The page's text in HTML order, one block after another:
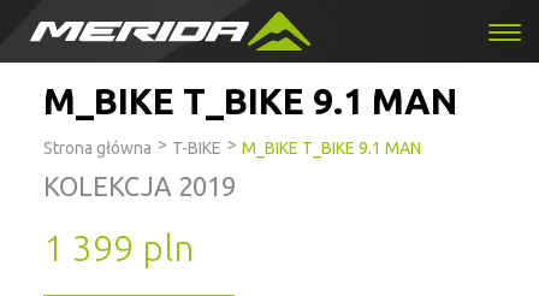
M_BIKE T_BIKE 9.1 MAN
Strona główna > T-BIKE > M_BIKE T_BIKE 9.1 MAN
KOLEKCJA 2019
1 399 pln